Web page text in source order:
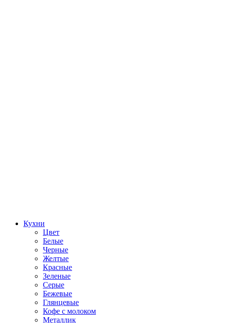
Кухни
Цвет
Белые
Черные
Желтые
Красные
Зеленые
Серые
Бежевые
Глянцевые
Кофе с молоком
Металлик